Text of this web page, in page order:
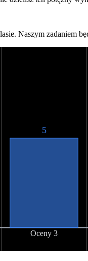
Naszym zadaniem
5
Oceny 3